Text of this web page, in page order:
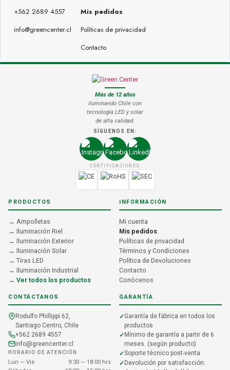
+562 2689 4557
info@greencenter.cl
Mis pedidos
Políticas de privacidad
Contacto
Más de 12 años
iluminando Chile con
tecnología LED y solar
de alta calidad.
SÍGUENOS EN:
CERTIFICACIONES
PRODUCTOS
→ Ampolletas
→ Iluminación Riel
→ Iluminación Exterior
→ Iluminación Solar
→ Tiras LED
→ Iluminación Industrial
→ Ver todos los productos
INFORMACIÓN
Mi cuenta
Mis pedidos
Políticas de privacidad
Términos y Condiciones
Política de Devoluciones
Contacto
Conócenos
CONTÁCTANOS
Rodulfo Phillippi 62,
Santiago Centro, Chile
+562 2689 4557
info@greencenter.cl
HORARIO DE ATENCIÓN
Lun — Vie
9:30 — 18:00 hrs
GARANTÍA
Garantía de fábrica en todos los
productos
Mínimo de garantía a partir de 6
meses. (según producto)
Soporte técnico post-venta
Devolución por satisfacción: